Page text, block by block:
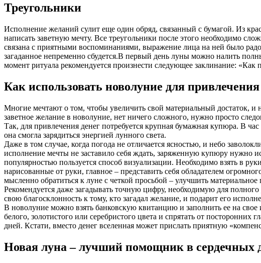
Треугольники
Исполнение желаний сулит еще один обряд, связанный с бумагой. Из
написать заветную мечту. Все треугольники после этого необходимо
связана с приятными воспоминаниями, выражение лица на ней было
загаданное непременно сбудется.В первый день луны можно налить
момент ритуала рекомендуется произнести следующее заклинание:
Как использовать новолуние для привлечения
Многие мечтают о том, чтобы увеличить свой материальный достаток, и
заветное желание в новолуние, нет ничего сложного, нужно просто
Так, для привлечения денег потребуется крупная бумажная купюра. В
она смогла зарядиться энергией лунного света.
Даже в том случае, когда погода не отличается ясностью, и небо
исполнение мечты не заставило себя ждать, заряженную купюру нужно
популярностью пользуется способ визуализации. Необходимо взять в
нарисованные от руки, главное – представить себя обладателем
мысленно обратиться к луне с четкой просьбой – улучшить
Рекомендуется даже загадывать точную цифру, необходимую для
свою благосклонность к тому, кто загадал желание, и подарит его
В новолуние можно взять банковскую квитанцию и заполнить ее на
белого, золотистого или серебристого цвета и спрятать от посторонних
дней. Кстати, вместо денег вселенная может прислать приятную
Новая луна – лучший помощник в сердечных